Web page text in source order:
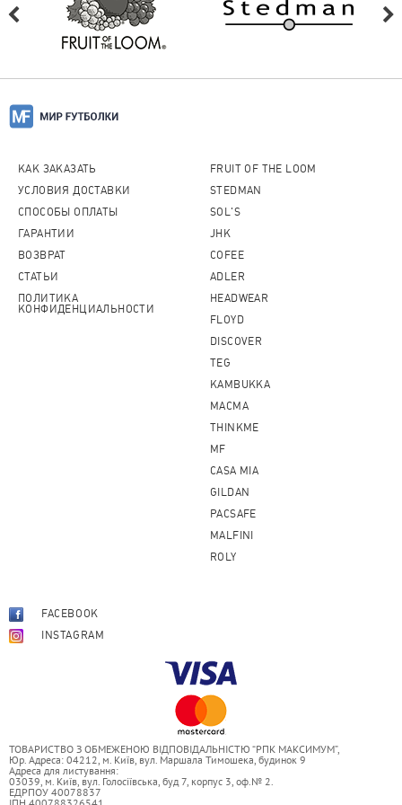
КАК ЗАКАЗАТЬ
УСЛОВИЯ ДОСТАВКИ
СПОСОБЫ ОПЛАТЫ
ГАРАНТИИ
ВОЗВРАТ
СТАТЬИ
ПОЛИТИКА
КОНФИДЕНЦИАЛЬНОСТИ
FRUIT OF THE LOOM
STEDMAN
SOL'S
JHK
COFEE
ADLER
HEADWEAR
FLOYD
DISCOVER
TEG
KAMBUKKA
MACMA
THINKME
MF
CASA MIA
GILDAN
PACSAFE
MALFINI
ROLY
FACEBOOK
INSTAGRAM
ТОВАРИСТВО З ОБМЕЖЕНОЮ ВІДПОВІДАЛЬНІСТЮ “РПК МАКСИМУМ”,
Юр. Адреса: 04212, м. Київ, вул. Маршала Тимошека, будинок 9
Адреса для листування:
03039, м. Київ, вул. Голосіївська, буд 7, корпус 3, оф.№ 2.
ЕДРПОУ 40078837